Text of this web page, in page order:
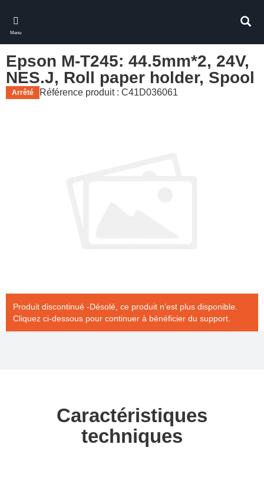
main
content
Menu
Epson M-T245: 44.5mm*2, 24V,
NES.J, Roll paper holder, Spool
Arrêté Référence produit : C41D036061
Produit discontinué -Désolé, ce produit n’est plus disponible.
Cliquez ci-dessous pour continuer à bénéficier du support.
Caractéristiques
techniques